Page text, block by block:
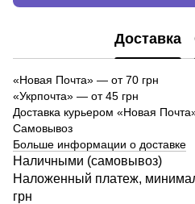
Доставка
«Новая Почта» — от 70 грн
«Укрпочта» — от 45 грн
Доставка курьером «Новая
Самовывоз
Больше информации о доставке
Наличными (самовывоз)
Наложенный платеж,
грн